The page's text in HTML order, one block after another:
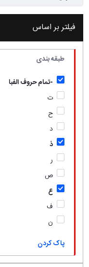
فیلتر بر اساس
طبقه بندی
-تمام حروف الفبا
ت
ح
د
ذ
ر
ص
ع
ف
ن
پاک کردن